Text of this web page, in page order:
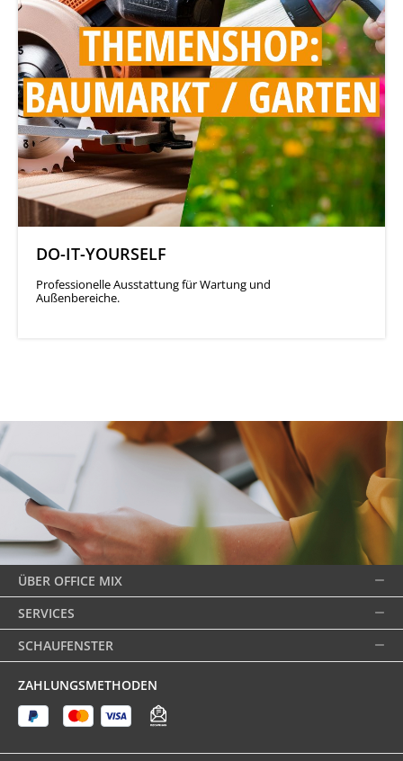
DO-IT-YOURSELF
Professionelle Ausstattung für Wartung und
Außenbereiche.
ÜBER OFFICE MIX
SERVICES
SCHAUFENSTER
ZAHLUNGSMETHODEN